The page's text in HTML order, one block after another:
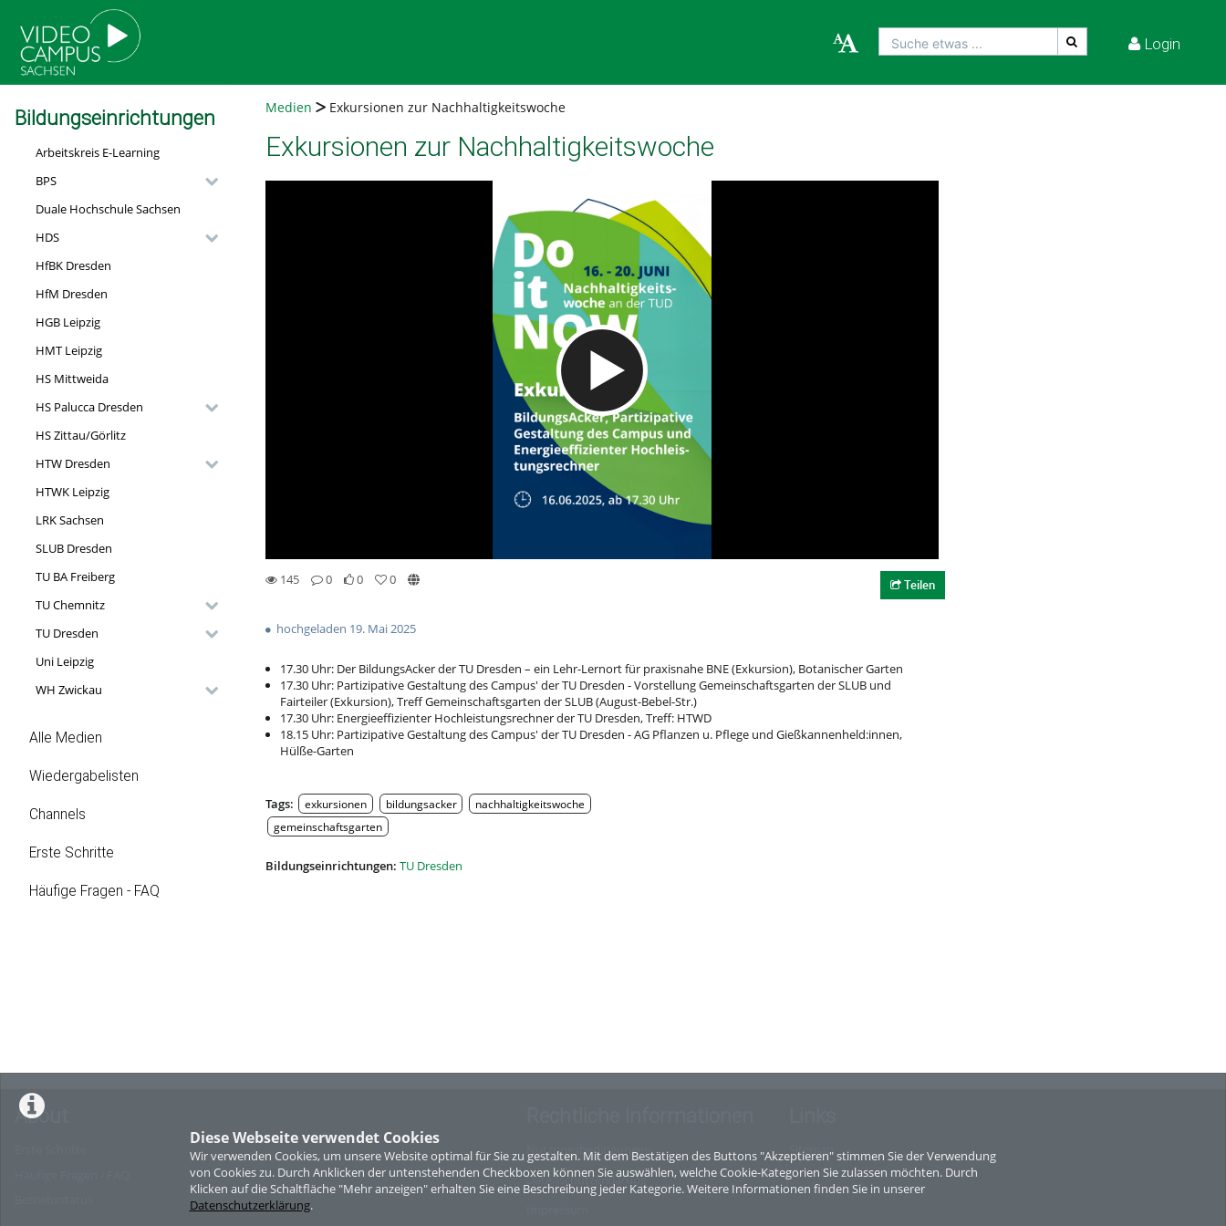
Diese Webseite verwendet Cookies
Wir verwenden Cookies, um unsere Website optimal für Sie zu gestalten. Mit dem Bestätigen des Buttons "Akzeptieren" stimmen Sie der Verwendung
von Cookies zu. Durch Anklicken der untenstehenden Checkboxen können Sie auswählen, welche Cookie-Kategorien Sie zulassen möchten. Durch
Klicken auf die Schaltfläche "Mehr anzeigen" erhalten Sie eine Beschreibung jeder Kategorie. Weitere Informationen finden Sie in unserer
Datenschutzerklärung.
Suche etwas ... Login
Bildungseinrichtungen
Arbeitskreis E-Learning
BPS
Duale Hochschule Sachsen
HDS
HfBK Dresden
HfM Dresden
HGB Leipzig
HMT Leipzig
HS Mittweida
HS Palucca Dresden
HS Zittau/Görlitz
HTW Dresden
HTWK Leipzig
LRK Sachsen
SLUB Dresden
TU BA Freiberg
TU Chemnitz
TU Dresden
Uni Leipzig
WH Zwickau
Alle Medien
Wiedergabelisten
Channels
Erste Schritte
Häufige Fragen - FAQ
Medien Exkursionen zur Nachhaltigkeitswoche
Exkursionen zur Nachhaltigkeitswoche
145
0
0
0
Teilen
hochgeladen 19. Mai 2025
17.30 Uhr: Der BildungsAcker der TU Dresden – ein Lehr-Lernort für praxisnahe BNE (Exkursion), Botanischer Garten
17.30 Uhr: Partizipative Gestaltung des Campus' der TU Dresden - Vorstellung Gemeinschaftsgarten der SLUB und
Fairteiler (Exkursion), Treff Gemeinschaftsgarten der SLUB (August-Bebel-Str.)
17.30 Uhr: Energieeffizienter Hochleistungsrechner der TU Dresden, Treff: HTWD
18.15 Uhr: Partizipative Gestaltung des Campus' der TU Dresden - AG Pflanzen u. Pflege und Gießkannenheld:innen,
Hülße-Garten
Tags: exkursionen bildungsacker
nachhaltigkeitswoche
gemeinschaftsgarten
Bildungseinrichtungen: TU Dresden
About
Nutzungsbedingungen
Datenschutzerklärung
Sitemap